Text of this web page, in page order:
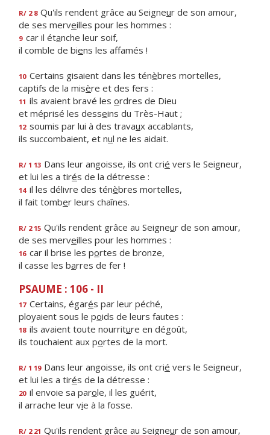
R/ 2 8 Qu'ils rendent grâce au Seigneur de son amour,
de ses merveilles pour les hommes :
9 car il étanche leur soif,
il comble de biens les affamés !
10 Certains gisaient dans les ténèbres mortelles,
captifs de la misère et des fers :
11 ils avaient bravé les ordres de Dieu
et méprisé les desseins du Très-Haut ;
12 soumis par lui à des travaux accablants,
ils succombaient, et nul ne les aidait.
R/ 1 13 Dans leur angoisse, ils ont crié vers le Seigneur,
et lui les a tirés de la détresse :
14 il les délivre des ténèbres mortelles,
il fait tomber leurs chaînes.
R/ 2 15 Qu'ils rendent grâce au Seigneur de son amour,
de ses merveilles pour les hommes :
16 car il brise les portes de bronze,
il casse les barres de fer !
PSAUME : 106 - II
17 Certains, égarés par leur péché,
ployaient sous le poids de leurs fautes :
18 ils avaient toute nourriture en dégoût,
ils touchaient aux portes de la mort.
R/ 1 19 Dans leur angoisse, ils ont crié vers le Seigneur,
et lui les a tirés de la détresse :
20 il envoie sa parole, il les guérit,
il arrache leur vie à la fosse.
R/ 2 21 Qu'ils rendent grâce au Seigneur de son amour,